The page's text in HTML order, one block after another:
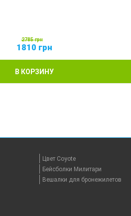
2785грн
1810 грн
В КОРЗИНУ
Цвет Coyote
Бейсболки Милитари
Вешалки для бронежилетов